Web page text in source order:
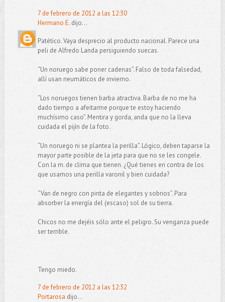
7 de febrero de 2012 a las 12:30
Hermano E.dijo...
Patético. Vaya desprecio al producto nacional. Parece una
peli de Alfredo Landa persiguiendo suecas.
“Un noruego sabe poner cadenas”. Falso de toda falsedad,
allí usan neumáticos de invierno.
“Los noruegos tienen barba atractiva. Barba de no me ha
dado tiempo a afeitarme porque te estoy haciendo
muchísimo caso”. Mentira y gorda, anda que no la lleva
cuidada el pijín de la foto.
“Un noruego ni se plantea la perilla”. Lógico, deben taparse la
mayor parte posible de la jeta para que no se les congele.
Con la m. de clima que tienen. ¿Qué tienes en contra de los
que usamos una perilla varonil y bien cuidada?
“Van de negro con pinta de elegantes y sobrios”. Para
absorber la energía del (escaso) sol de su tierra.
Chicos no me dejéis sólo ante el peligro. Su venganza puede
ser terrible.
Tengo miedo.
7 de febrero de 2012 a las 12:32
Portarosa dijo...